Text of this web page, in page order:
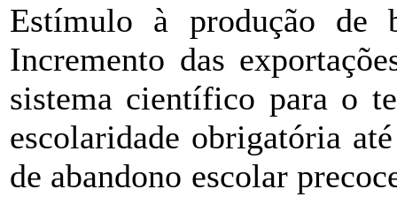
Estímulo à produção de
Incremento das
sistema científico para o
escolaridade obrigatória
de abandono escolar